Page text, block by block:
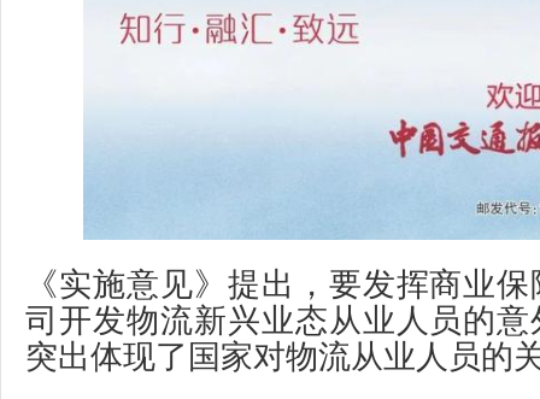
《实施意见》提出，要发挥商业
司开发物流新兴业态从业人员的
突出体现了国家对物流从业人员的